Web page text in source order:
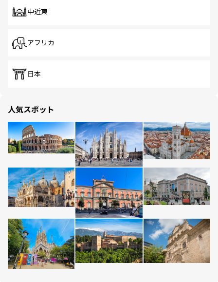
中近東
アフリカ
日本
人気スポット